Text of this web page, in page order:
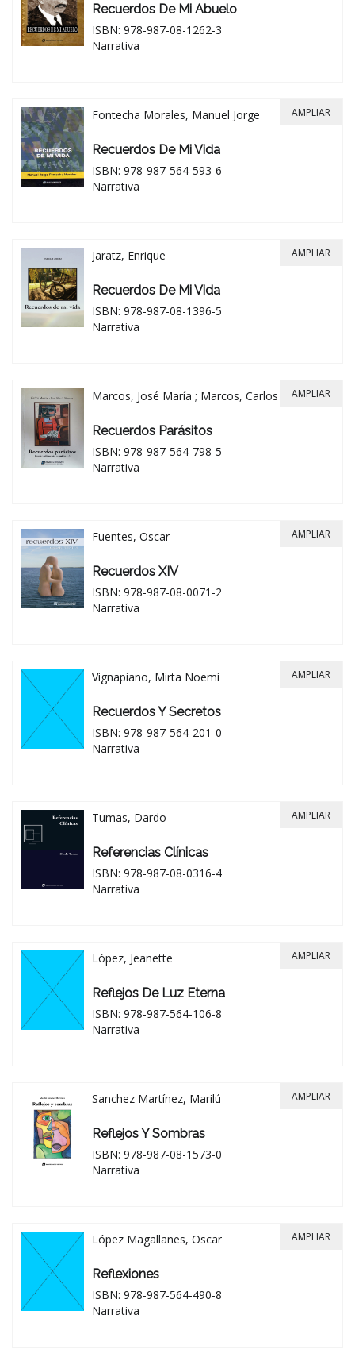
Recuerdos De Mi Abuelo
ISBN: 978-987-08-1262-3
Narrativa
Fontecha Morales, Manuel Jorge
Recuerdos De Mi Vida
ISBN: 978-987-564-593-6
Narrativa
AMPLIAR
Jaratz, Enrique
Recuerdos De Mi Vida
ISBN: 978-987-08-1396-5
Narrativa
AMPLIAR
Marcos, José María ; Marcos, Carlos
Recuerdos Parásitos
ISBN: 978-987-564-798-5
Narrativa
AMPLIAR
Fuentes, Oscar
Recuerdos XIV
ISBN: 978-987-08-0071-2
Narrativa
AMPLIAR
Vignapiano, Mirta Noemí
Recuerdos Y Secretos
ISBN: 978-987-564-201-0
Narrativa
AMPLIAR
Tumas, Dardo
Referencias Clínicas
ISBN: 978-987-08-0316-4
Narrativa
AMPLIAR
López, Jeanette
Reflejos De Luz Eterna
ISBN: 978-987-564-106-8
Narrativa
AMPLIAR
Sanchez Martínez, Marilú
Reflejos Y Sombras
ISBN: 978-987-08-1573-0
Narrativa
AMPLIAR
López Magallanes, Oscar
Reflexiones
ISBN: 978-987-564-490-8
Narrativa
AMPLIAR